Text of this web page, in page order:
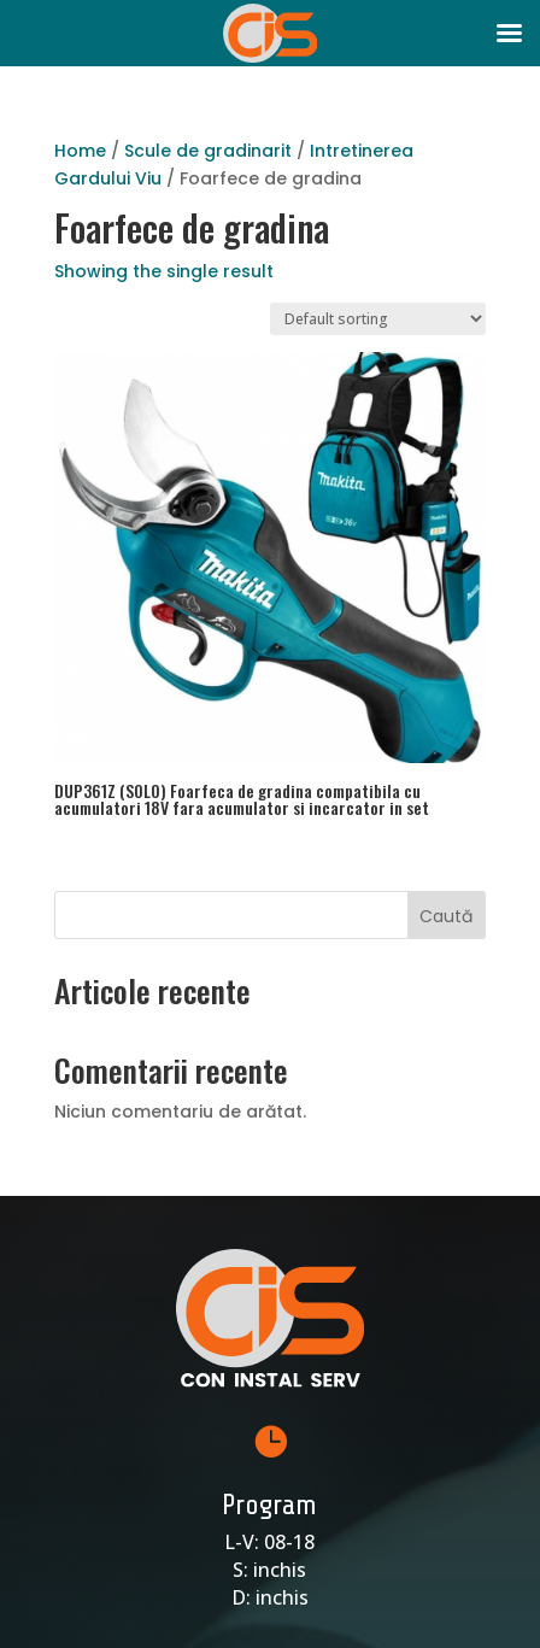
Home/ Scule de gradinarit / Intretinerea
Gardului Viu / Foarfece de gradina
Foarfece de gradina
Showing the single result
DUP361Z (SOLO) Foarfeca de gradina compatibila cu
acumulatori 18V fara acumulator si incarcator in set
Caută
Articole recente
Comentarii recente
Niciun comentariu de arătat.

Program
L-V: 08-18
S: inchis
D: inchis